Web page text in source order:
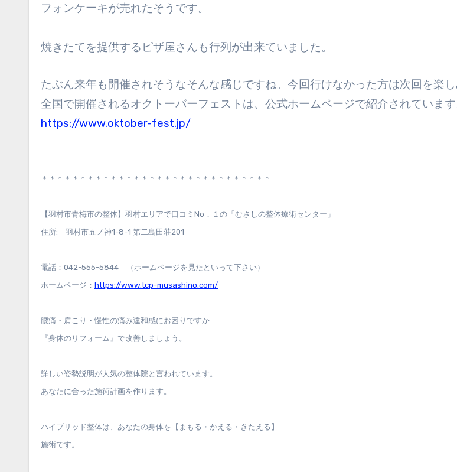
フォンケーキが売れたそうです。
焼きたてを提供するピザ屋さんも行列が出来ていました。
たぶん来年も開催されそうなそんな感じですね。今回行けなかった方は次回を楽し
全国で開催されるオクトーバーフェストは、公式ホームページで紹介されています
https://www.oktober-fest.jp/
＊＊＊＊＊＊＊＊＊＊＊＊＊＊＊＊＊＊＊＊＊＊＊＊＊＊＊＊＊＊
【羽村市青梅市の整体】羽村エリアで口コミNo．１の「むさしの整体療術センター」
住所: 羽村市五ノ神1-8-1 第二島田荘201
電話：042-555-5844 （ホームページを見たといって下さい）
ホームページ： https://www.tcp-musashino.com/
腰痛・肩こり・慢性の痛み違和感にお困りですか
『身体のリフォーム』で改善しましょう。
詳しい姿勢説明が人気の整体院と言われています。
あなたに合った施術計画を作ります。
ハイブリッド整体は、あなたの身体を【まもる・かえる・きたえる】
施術です。